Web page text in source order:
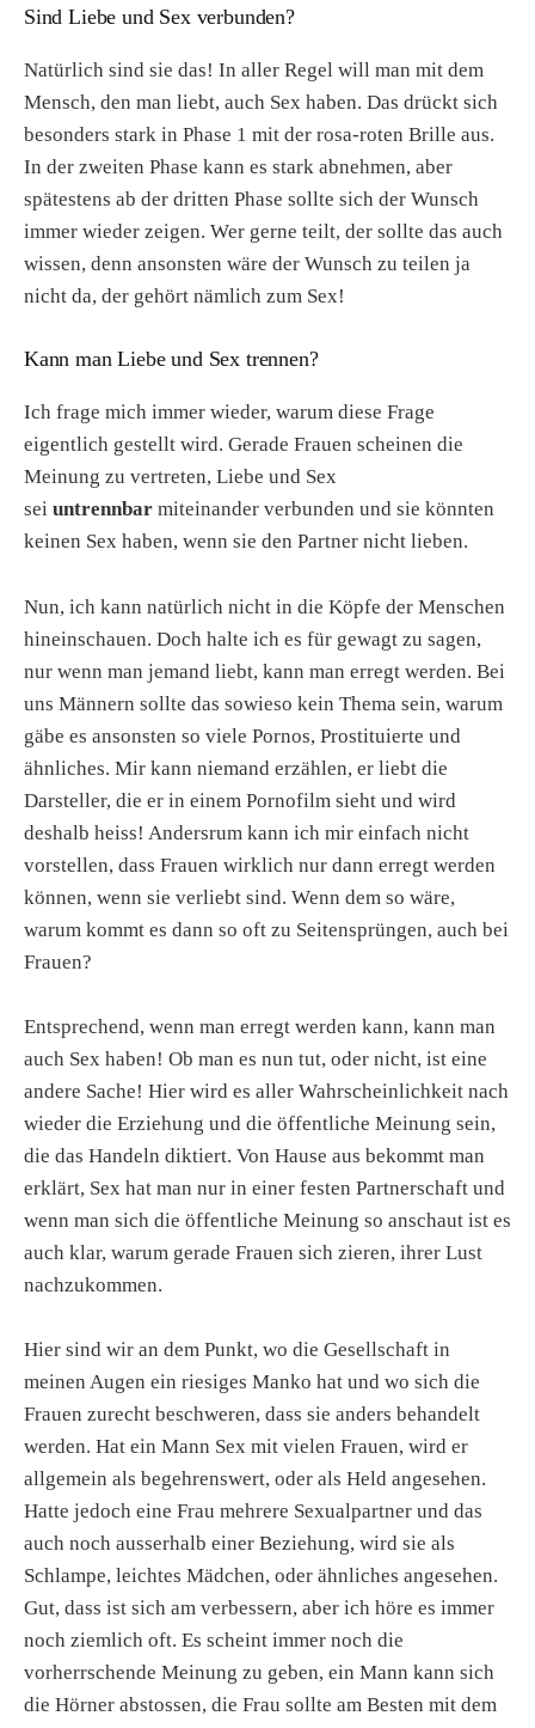
Sind Liebe und Sex verbunden?
Natürlich sind sie das! In aller Regel will man mit dem
Mensch, den man liebt, auch Sex haben. Das drückt sich
besonders stark in Phase 1 mit der rosa-roten Brille aus.
In der zweiten Phase kann es stark abnehmen, aber
spätestens ab der dritten Phase sollte sich der Wunsch
immer wieder zeigen. Wer gerne teilt, der sollte das auch
wissen, denn ansonsten wäre der Wunsch zu teilen ja
nicht da, der gehört nämlich zum Sex!
Kann man Liebe und Sex trennen?
Ich frage mich immer wieder, warum diese Frage
eigentlich gestellt wird. Gerade Frauen scheinen die
Meinung zu vertreten, Liebe und Sex
sei untrennbar miteinander verbunden und sie könnten
keinen Sex haben, wenn sie den Partner nicht lieben.
Nun, ich kann natürlich nicht in die Köpfe der Menschen
hineinschauen. Doch halte ich es für gewagt zu sagen,
nur wenn man jemand liebt, kann man erregt werden. Bei
uns Männern sollte das sowieso kein Thema sein, warum
gäbe es ansonsten so viele Pornos, Prostituierte und
ähnliches. Mir kann niemand erzählen, er liebt die
Darsteller, die er in einem Pornofilm sieht und wird
deshalb heiss! Andersrum kann ich mir einfach nicht
vorstellen, dass Frauen wirklich nur dann erregt werden
können, wenn sie verliebt sind. Wenn dem so wäre,
warum kommt es dann so oft zu Seitensprüngen, auch bei
Frauen?
Entsprechend, wenn man erregt werden kann, kann man
auch Sex haben! Ob man es nun tut, oder nicht, ist eine
andere Sache! Hier wird es aller Wahrscheinlichkeit nach
wieder die Erziehung und die öffentliche Meinung sein,
die das Handeln diktiert. Von Hause aus bekommt man
erklärt, Sex hat man nur in einer festen Partnerschaft und
wenn man sich die öffentliche Meinung so anschaut ist es
auch klar, warum gerade Frauen sich zieren, ihrer Lust
nachzukommen.
Hier sind wir an dem Punkt, wo die Gesellschaft in
meinen Augen ein riesiges Manko hat und wo sich die
Frauen zurecht beschweren, dass sie anders behandelt
werden. Hat ein Mann Sex mit vielen Frauen, wird er
allgemein als begehrenswert, oder als Held angesehen.
Hatte jedoch eine Frau mehrere Sexualpartner und das
auch noch ausserhalb einer Beziehung, wird sie als
Schlampe, leichtes Mädchen, oder ähnliches angesehen.
Gut, dass ist sich am verbessern, aber ich höre es immer
noch ziemlich oft. Es scheint immer noch die
vorherrschende Meinung zu geben, ein Mann kann sich
die Hörner abstossen, die Frau sollte am Besten mit dem